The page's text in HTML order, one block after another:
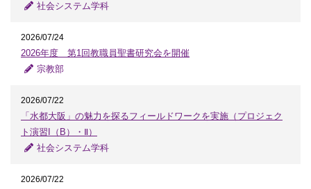
社会システム学科
2026/07/24
2026年度 第1回教職員聖書研究会を開催
宗教部
2026/07/22
「水都大阪」の魅力を探るフィールドワークを実施（プロジェク
ト演習I（B）・Ⅱ）
社会システム学科
2026/07/22